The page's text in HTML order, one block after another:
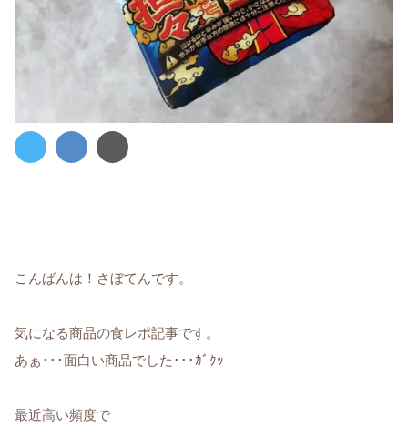
こんばんは！さぼてんです。
気になる商品の食レポ記事です。
あぁ･･･面白い商品でした･･･ｶﾞｸｯ
最近高い頻度で